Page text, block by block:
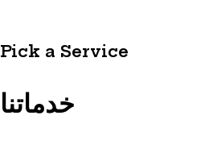
Pick a Service
خدماتنا